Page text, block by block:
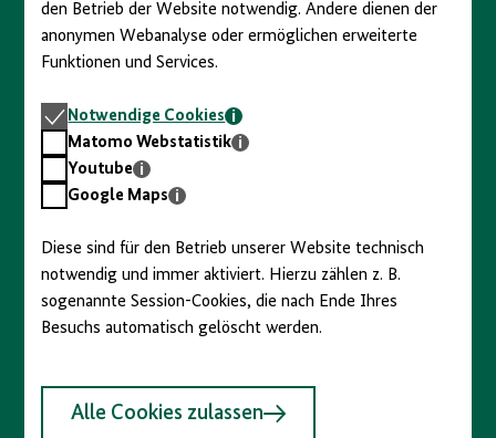
den Betrieb der Website notwendig. Andere dienen der
anonymen Webanalyse oder ermöglichen erweiterte
Funktionen und Services.
Notwendige
Cookies
Notwendige Cookies
Matomo
Webstatistik
Matomo Webstatistik
Youtube
Youtube
GoogleGoogle Maps
Diese sind für den Betrieb unserer Website technisch
notwendig und immer aktiviert. Hierzu zählen z. B.
sogenannte Session-Cookies, die nach Ende Ihres
Besuchs automatisch gelöscht werden.
Alle Cookies zulassen